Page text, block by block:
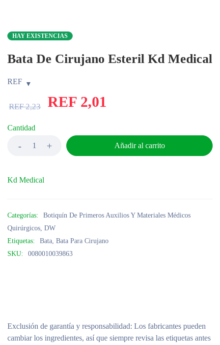
HAY EXISTENCIAS
Bata De Cirujano Esteril Kd Medical
REF
REF2,23 REF 2,01
Cantidad
Añadir al carrito
Kd Medical
Categorías:
Botiquín De Primeros Auxilios Y Materiales Médicos
Quirúrgicos, DW
Etiquetas:
Bata, Bata Para Cirujano
SKU:
0080010039863
Exclusión de garantía y responsabilidad: Los fabricantes pueden
cambiar los ingredientes, así que siempre revisa las etiquetas antes